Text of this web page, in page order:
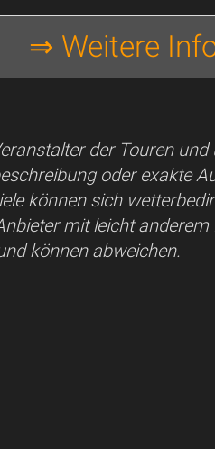
⇒ Weitere
der Touren
oder exakte
können sich
mit leicht
können abweichen.